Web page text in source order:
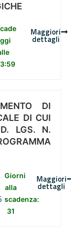
Maggiori
dettagli
DI
DI CUI
LGS. N.
Giorni
alla
scadenza:
31
Maggiori
dettagli